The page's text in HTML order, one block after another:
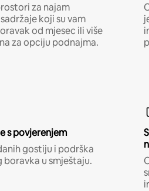
za najam
koji su vam
od mjesec ili više
za opciju podnajma.
s povjerenjem
gostiju i podrška
u smještaju.